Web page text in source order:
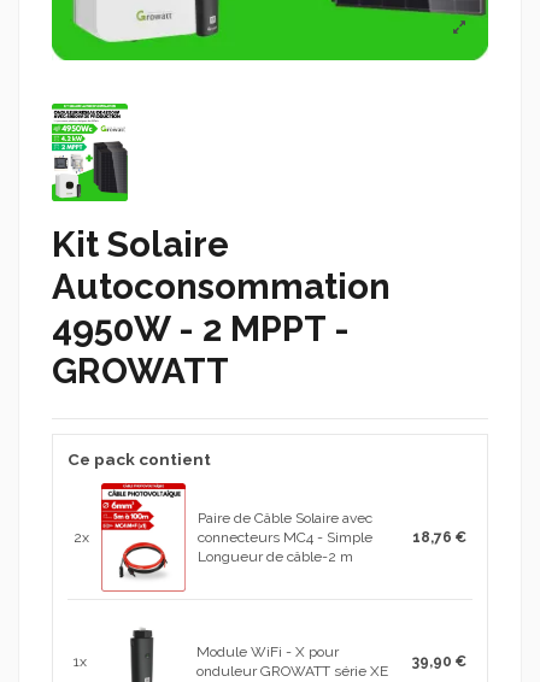
Kit Solaire
Autoconsommation
4950W - 2 MPPT -
GROWATT
Ce pack contient
2x
Paire de Câble Solaire avec
connecteurs MC4 - Simple
Longueur de câble-2 m
18,76 €
1x
Module WiFi - X pour
onduleur GROWATT série XE
39,90 €